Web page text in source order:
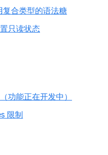
复合类型的语法糖
只读状态
功能正在开发中）
限制